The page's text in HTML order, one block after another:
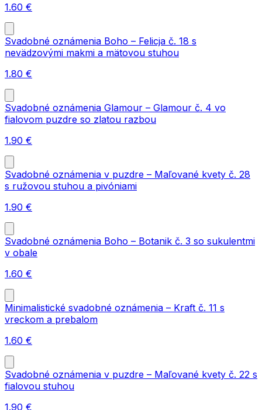
1.60 €
Svadobné oznámenia Boho – Felicja č. 18 s
nevädzovými makmi a mätovou stuhou
1.80 €
Svadobné oznámenia Glamour – Glamour č. 4 vo
fialovom puzdre so zlatou razbou
1.90 €
Svadobné oznámenia v puzdre – Maľované kvety č. 28
s ružovou stuhou a pivóniami
1.90 €
Svadobné oznámenia Boho – Botanik č. 3 so sukulentmi
v obale
1.60 €
Minimalistické svadobné oznámenia – Kraft č. 11 s
vreckom a prebalom
1.60 €
Svadobné oznámenia v puzdre – Maľované kvety č. 22 s
fialovou stuhou
1.90 €